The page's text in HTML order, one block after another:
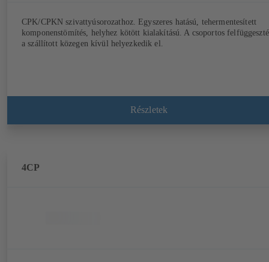
CPK/CPKN szivattyúsorozathoz. Egyszeres hatású, tehermentesített
komponenstömítés, helyhez kötött kialakítású. A csoportos
a szállított közegen kívül helyezkedik el.
Részletek
4CP